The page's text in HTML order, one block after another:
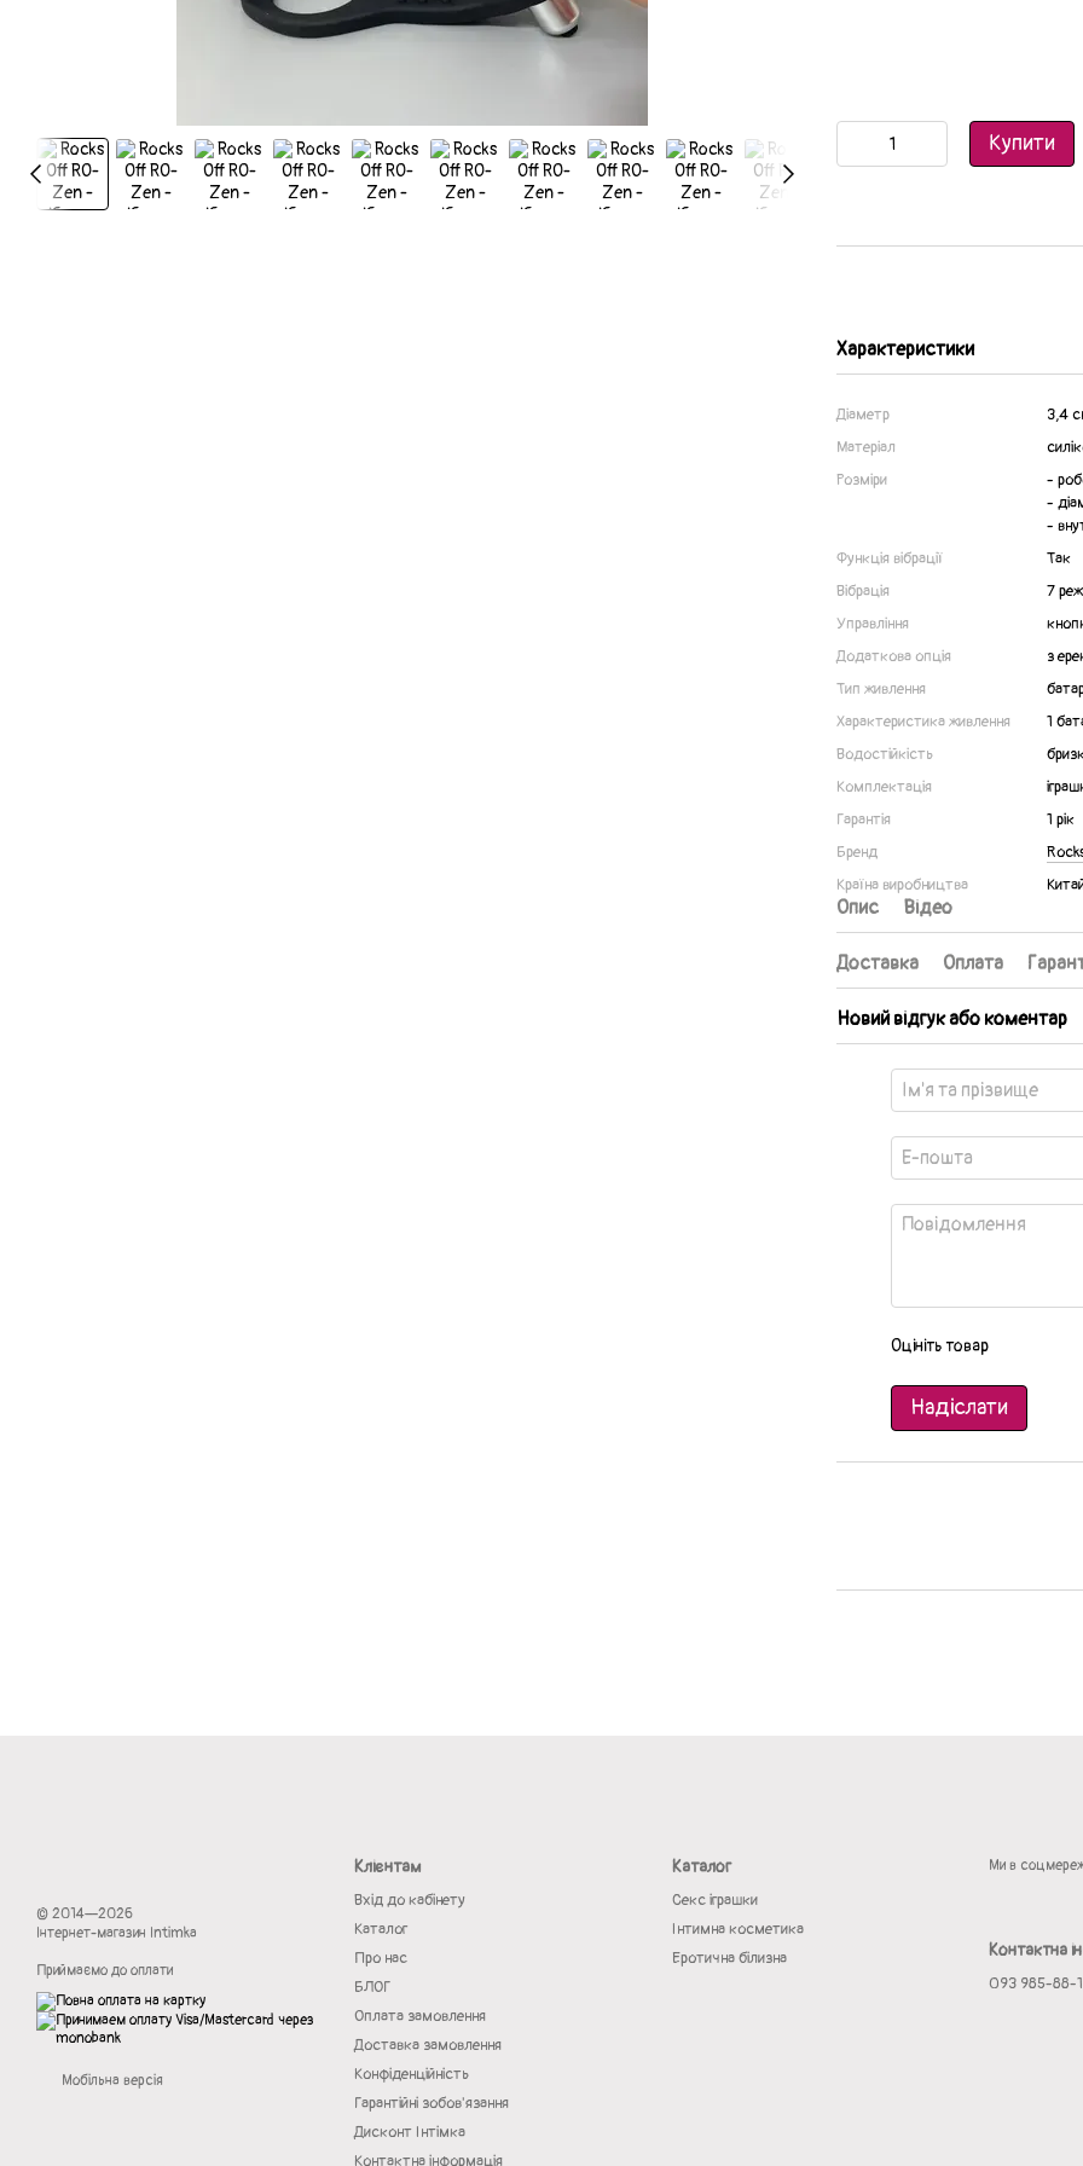
Купити
Характеристики
Діаметр
3,4
Матеріал
Розміри
-
-
-
Функція вібрації
Так
Вібрація
7
Управління
Додаткова опція
з
Тип живлення
Характеристика живлення
1
Водостійкість
Комплектація
Гарантія
1 рік
Бренд
Країна виробництва
Опис Відео
Доставка Оплата
Новий відгук або коментар
Оцініть товар
Надіслати
© 2014—2026
Інтернет-магазин Intimka
Приймаємо до оплати
Мобільна версія
Клієнтам
Вхід до кабінету
Каталог
Про нас
БЛОГ
Оплата замовлення
Доставка замовлення
Конфіденційність
Гарантійні зобов'язання
Дисконт Інтімка
Контактна інформація
Каталог
Секс іграшки
Інтимна косметика
Еротична білизна
Ми в
Контактна
093 985-88-